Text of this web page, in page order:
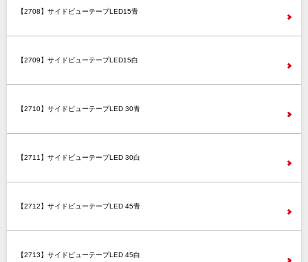
【2708】サイドビューテープLED15青
【2709】サイドビューテープLED15白
【2710】サイドビューテープLED 30青
【2711】サイドビューテープLED 30白
【2712】サイドビューテープLED 45青
【2713】サイドビューテープLED 45白